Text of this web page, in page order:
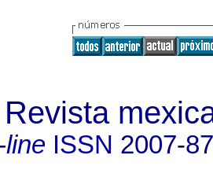
Revista
ISSN 2007-